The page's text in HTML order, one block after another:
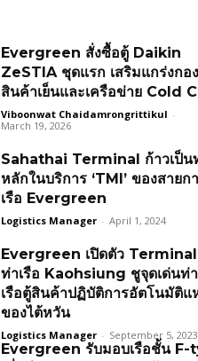
Evergreen สั่งซื้อตู้ Daikin
ZeSTIA ชุดแรก เสริมแกร่งกอ
สินค้าเย็นและเครือข่าย Cold
Viboonwat Chaidamrongrittikul -
March 19, 2026
Sahathai Terminal ก้าวเป็น
หลักในบริการ ‘TMI’ ของสายก
เรือ Evergreen
Logistics Manager - April 1, 2024
Evergreen เปิดตัว
ท่าเรือ Kaohsiung ชูจุดเด่นท่า
เรือตู้สินค้าปฏิบัติการอัตโนมัติแ
ของไต้หวัน
Logistics Manager - September 5, 2023
Evergreen รับมอบเรือชั้น F-